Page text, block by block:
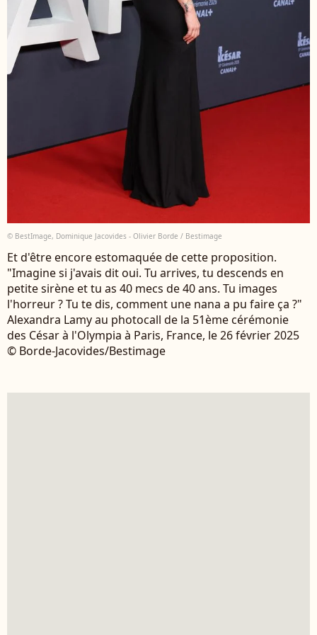
© BestImage, Dominique Jacovides - Olivier Borde / Bestimage
Et d'être encore estomaquée de cette proposition.
"Imagine si j'avais dit oui. Tu arrives, tu descends en
petite sirène et tu as 40 mecs de 40 ans. Tu images
l'horreur ? Tu te dis, comment une nana a pu faire ça ?"
Alexandra Lamy au photocall de la 51ème cérémonie
des César à l'Olympia à Paris, France, le 26 février 2025
© Borde-Jacovides/Bestimage